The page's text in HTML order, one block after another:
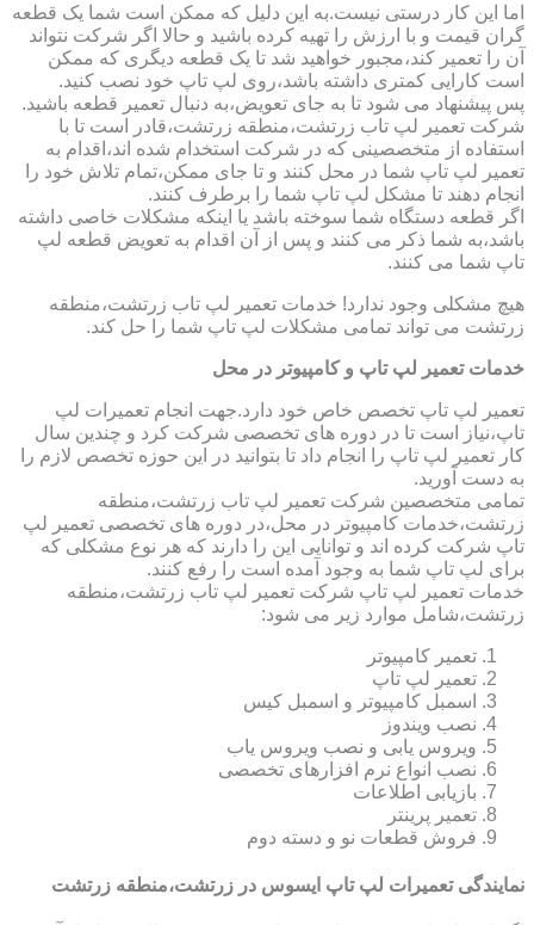
اما این کار درستی نیست.به این دلیل که ممکن است شما یک قطعه
گران قیمت و با ارزش را تهیه کرده باشید و حالا اگر شرکت نتواند
آن را تعمیر کند،مجبور خواهید شد تا یک قطعه دیگری که ممکن
است کارایی کمتری داشته باشد،روی لپ تاپ خود نصب کنید.
پس پیشنهاد می شود تا به جای تعویض،به دنبال تعمیر قطعه باشید.
شرکت تعمیر لپ تاب زرتشت،منطقه زرتشت،قادر است تا با
استفاده از متخصصینی که در شرکت استخدام شده اند،اقدام به
تعمیر لپ تاپ شما در محل کنند و تا جای ممکن،تمام تلاش خود را
انجام دهند تا مشکل لپ تاپ شما را برطرف کنند.
اگر قطعه دستگاه شما سوخته باشد یا اینکه مشکلات خاصی داشته
باشد،به شما ذکر می کنند و پس از آن اقدام به تعویض قطعه لپ
تاپ شما می کنند.
هیچ مشکلی وجود ندارد! خدمات تعمیر لپ تاب زرتشت،منطقه
زرتشت می تواند تمامی مشکلات لپ تاپ شما را حل کند.
خدمات تعمیر لپ تاپ و کامپیوتر در محل
تعمیر لپ تاپ تخصص خاص خود دارد.جهت انجام تعمیرات لپ
تاپ،نیاز است تا در دوره های تخصصی شرکت کرد و چندین سال
کار تعمیر لپ تاپ را انجام داد تا بتوانید در این حوزه تخصص لازم را
به دست آورید.
تمامی متخصصین شرکت تعمیر لپ تاب زرتشت،منطقه
زرتشت،خدمات کامپیوتر در محل،در دوره های تخصصی تعمیر لپ
تاپ شرکت کرده اند و توانایی این را دارند که هر نوع مشکلی که
برای لپ تاپ شما به وجود آمده است را رفع کنند.
خدمات تعمیر لپ تاپ شرکت تعمیر لپ تاب زرتشت،منطقه
زرتشت،شامل موارد زیر می شود:
تعمیر کامپیوتر
تعمیر لپ تاپ
اسمبل کامپیوتر و اسمبل کیس
نصب ویندوز
ویروس یابی و نصب ویروس یاب
نصب انواع نرم افزارهای تخصصی
بازیابی اطلاعات
تعمیر پرینتر
فروش قطعات نو و دسته دوم
نمایندگی تعمیرات لپ تاپ ایسوس در زرتشت،منطقه زرتشت